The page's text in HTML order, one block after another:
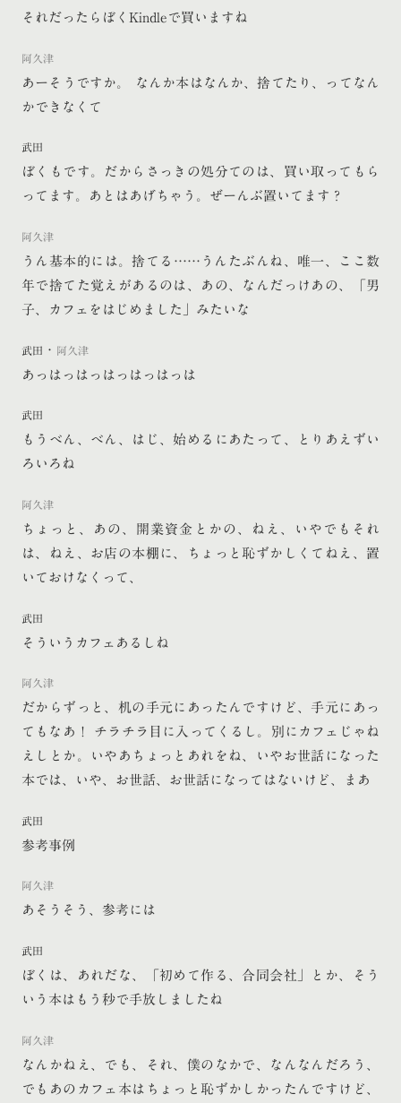
それだったらぼくKindleで買いますね
阿久津
あーそうですか。 なんか本はなんか、捨てたり、ってなん
かできなくて
武田
ぼくもです。だからさっきの処分てのは、買い取ってもら
ってます。あとはあげちゃう。ぜーんぶ置いてます？
阿久津
うん基本的には。捨てる……うんたぶんね、唯一、ここ数
年で捨てた覚えがあるのは、あの、なんだっけあの、「男
子、カフェをはじめました」みたいな
武田 ・ 阿久津
あっはっはっはっはっはっは
武田
もうべん、べん、はじ、始めるにあたって、とりあえずい
ろいろね
阿久津
ちょっと、あの、開業資金とかの、ねえ、いやでもそれ
は、ねえ、お店の本棚に、ちょっと恥ずかしくてねえ、置
いておけなくって、
武田
そういうカフェあるしね
阿久津
だからずっと、机の手元にあったんですけど、手元にあっ
てもなあ！ チラチラ目に入ってくるし。別にカフェじゃね
えしとか。いやあちょっとあれをね、いやお世話になった
本では、いや、お世話、お世話になってはないけど、まあ
武田
参考事例
阿久津
あそうそう、参考には
武田
ぼくは、あれだな、「初めて作る、合同会社」とか、そう
いう本はもう秒で手放しましたね
阿久津
なんかねえ、でも、それ、僕のなかで、なんなんだろう、
でもあのカフェ本はちょっと恥ずかしかったんですけど、